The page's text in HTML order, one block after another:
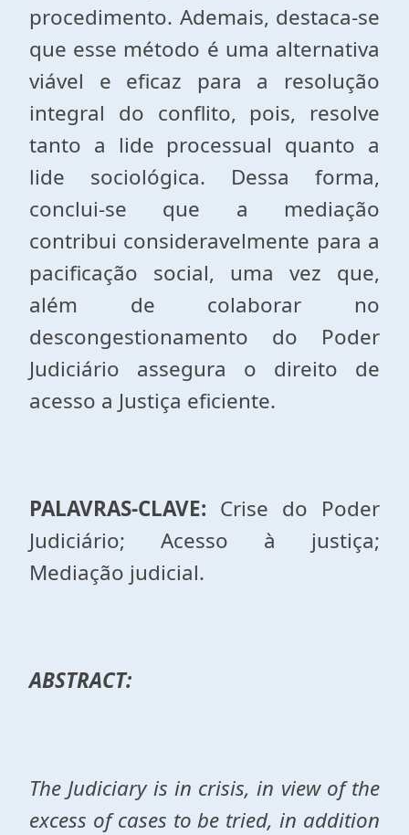
procedimento. Ademais, destaca-se
que esse método é uma alternativa
viável e eficaz para a resolução
integral do conflito, pois, resolve
tanto a lide processual quanto a
lide sociológica. Dessa forma,
conclui-se que a mediação
contribui consideravelmente para a
pacificação social, uma vez que,
além de colaborar no
descongestionamento do Poder
Judiciário assegura o direito de
acesso a Justiça eficiente.
PALAVRAS-CLAVE: Crise do Poder
Judiciário; Acesso à justiça;
Mediação judicial.
ABSTRACT:
The Judiciary is in crisis, in view of the
excess of cases to be tried, in addition